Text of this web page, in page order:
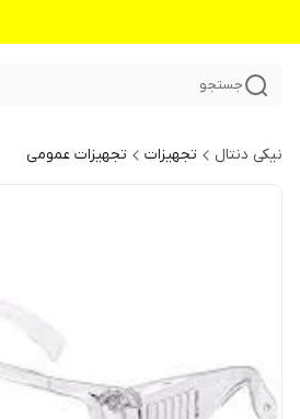
جستجو
نیکی دنتال تجهیزات تجهیزات عمومی